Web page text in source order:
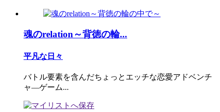
魂のrelation～背徳の輪...
平凡な日々
バトル要素を含んだちょっとエッチな恋愛アドベンチ
ャ―ゲーム...